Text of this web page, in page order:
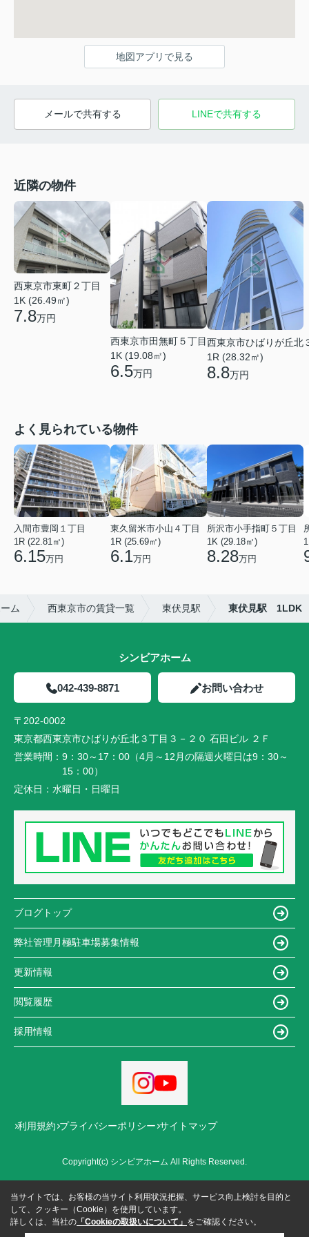
地図アプリで見る
メールで共有する LINEで共有する
近隣の物件
西東京市東町２丁目
1K (26.49㎡)
7.8万円
西東京市田無町５丁目
1K (19.08㎡)
6.5万円
西東京市ひばりが丘北
1R (28.32㎡)
8.8万円
よく見られている物件
入間市豊岡１丁目
1R (22.81㎡)
6.15万円
東久留米市小山４丁目
1R (25.69㎡)
6.1万円
所沢市小手指町５丁目
1K (29.18㎡)
8.28万円
ム 西東京市の賃貸一覧 東伏見駅 東伏見駅 1LDK
シンビアホーム
042-439-8871 お問い合わせ
〒202-0002
東京都西東京市ひばりが丘北３丁目３－２０ 石田ビル ２Ｆ
営業時間： 9：30～17：00（4月～12月の隔週火曜日は9：30～
15：00）
定休日： 水曜日・日曜日
ブログトップ
弊社管理月極駐車場募集情報
更新情報
閲覧履歴
採用情報
利用規約 プライバシーポリシー サイトマップ
Copyright(c) シンビアホーム All Rights Reserved.
当サイトでは、お客様の当サイト利用状況把握、サービス向上検討を目的と
して、クッキー（Cookie）を使用しています。
詳しくは、当社の 「Cookieの取扱いについて」 をご確認ください。